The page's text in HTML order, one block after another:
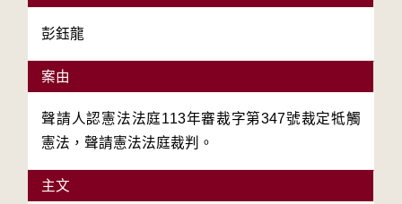
彭鈺龍
案由
聲請人認憲法法庭113年審裁字第347號裁定牴觸
憲法，聲請憲法法庭裁判。
主文